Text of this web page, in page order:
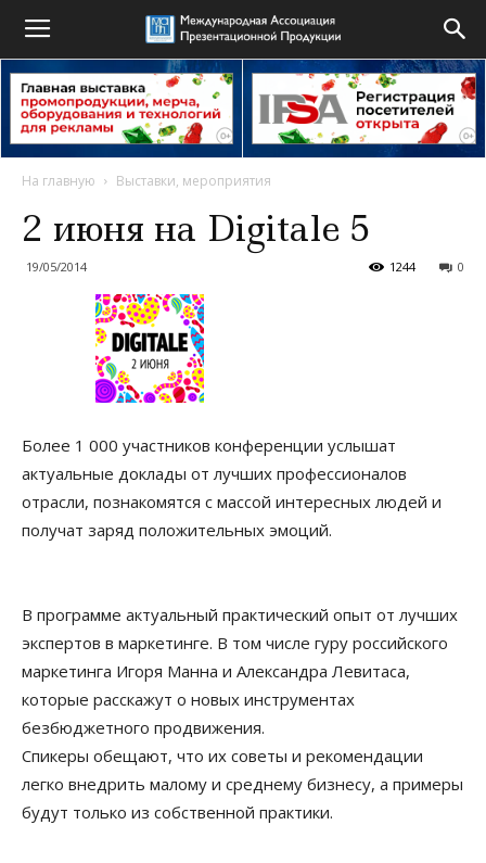
На главную Выставки, мероприятия
2 июня на Digitale 5
19/05/2014 0
1244
Более 1 000 участников конференции услышат
актуальные доклады от лучших профессионалов
отрасли, познакомятся с массой интересных людей и
получат заряд положительных эмоций.
В программе актуальный практический опыт от лучших
экспертов в маркетинге. В том числе гуру российского
маркетинга Игоря Манна и Александра Левитаса,
которые расскажут о новых инструментах
безбюджетного продвижения.
Спикеры обещают, что их советы и рекомендации
легко внедрить малому и среднему бизнесу, а примеры
будут только из собственной практики.